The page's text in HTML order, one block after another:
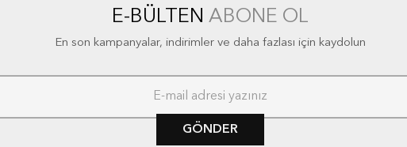
E-BÜLTEN ABONE OL
En son kampanyalar, indirimler ve daha fazlası için kaydolun
GÖNDER